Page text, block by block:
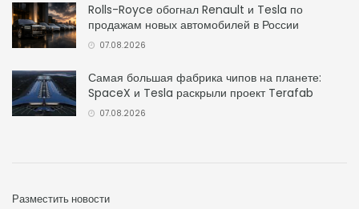
Rolls-Royce обогнал Renault и Tesla по
продажам новых автомобилей в России
07.08.2026
Самая большая фабрика чипов на планете:
SpaceX и Tesla раскрыли проект Terafab
07.08.2026
Разместить новости